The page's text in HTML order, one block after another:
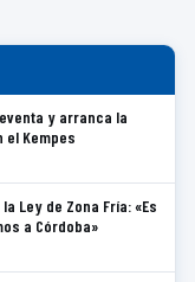
y arranca la
Kempes
Ley de Zona Fría: «Es
a Córdoba»